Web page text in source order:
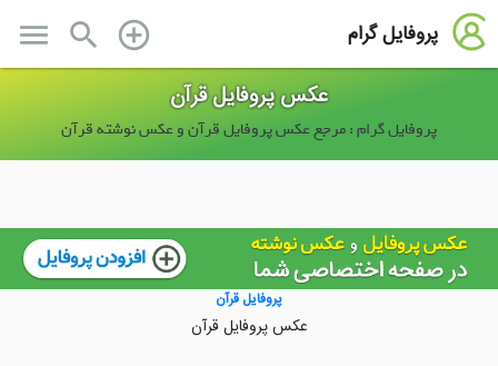
پروفایل گرام add_circle_outline
search
menu
عکس پروفایل قرآن
پروفایل گرام : مرجع عکس پروفایل قرآن و عکس نوشته قرآن
پروفایل قرآن
عکس پروفایل قرآن